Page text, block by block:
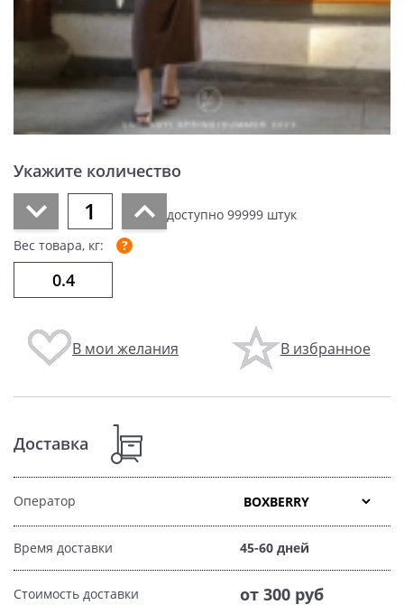
Укажите количество
доступно 99999 штук
Вес товара, кг:
В мои желания В избранное
Доставка
Оператор
Время доставки 45-60 дней
Стоимость доставки от 300 руб